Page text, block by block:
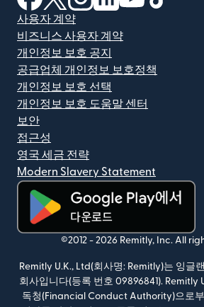
사용자 계약
비즈니스 사용자 계약
개인정보 보호 공지
공급업체 개인정보 보호정책
개인정보 보호 선택
개인정보 보호 도움말 센터
보안
접근성
영국 세금 전략
Modern Slavery Statement
(새 창에서 열림)
©2012 - 2026 Remitly, Inc. All
Remitly U.K., Ltd(회사명: Remitly)는 잉글
회사입니다(등록 번호 09896841). Remitly
독청(Financial Conduct Authority)으로